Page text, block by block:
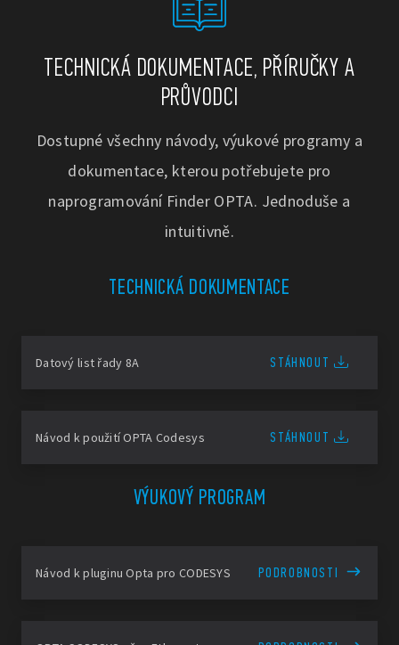
TECHNICKÁ DOKUMENTACE, PŘÍRUČKY A
PRŮVODCI
Dostupné všechny návody, výukové programy a
dokumentace, kterou potřebujete pro
naprogramování Finder OPTA. Jednoduše a
intuitivně.
TECHNICKÁ DOKUMENTACE
Datový list řady 8A STÁHNOUT
Návod k použití OPTA Codesys STÁHNOUT
VÝUKOVÝ PROGRAM
Návod k pluginu Opta pro CODESYS PODROBNOSTI